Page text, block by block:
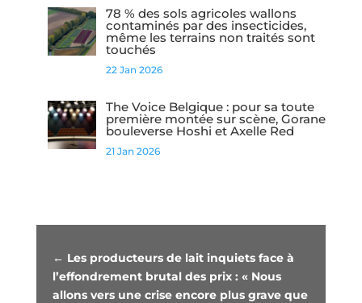
78 % des sols agricoles wallons
contaminés par des insecticides,
même les terrains non traités sont
touchés
22 Jan 2026
The Voice Belgique : pour sa toute
première montée sur scène, Gorane
bouleverse Hoshi et Axelle Red
21 Jan 2026
← Les producteurs de lait inquiets face à
l’effondrement brutal des prix : « Nous
allons vers une crise encore plus grave que